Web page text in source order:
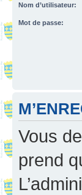
Nom d’utilisateur:
Mot de passe:
Vous
prend